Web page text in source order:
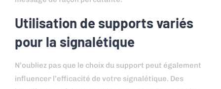
Utilisation de supports variés
pour la signalétique
N’oubliez pas que le choix du support peut également
influencer l’efficacité de votre signalétique. Des